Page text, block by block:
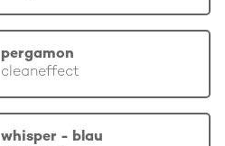
pergamon
cleaneffect
whisper - blau